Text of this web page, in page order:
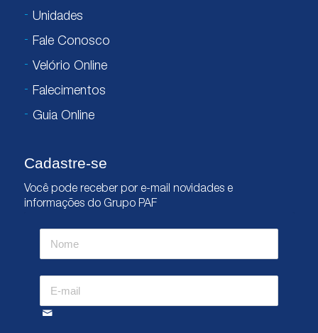
Unidades
Fale Conosco
Velório Online
Falecimentos
Guia Online
Cadastre-se
Você pode receber por e-mail novidades e
informações do Grupo PAF